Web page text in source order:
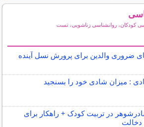
کودکان، روانشناسی زناشویی، تست
ضروری والدین برای پرورش نسل آینده
: میزان شادی خود را بسنجید
در تربیت کودک + راهکار برای
دخالت